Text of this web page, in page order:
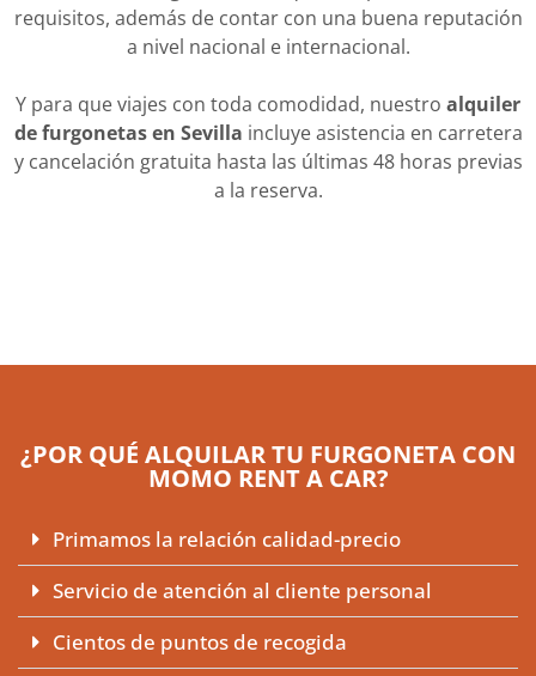
requisitos, además de contar con una buena reputación
a nivel nacional e internacional.
Y para que viajes con toda comodidad, nuestro alquiler
de furgonetas en Sevilla incluye asistencia en carretera
y cancelación gratuita hasta las últimas 48 horas previas
a la reserva.
¿POR QUÉ ALQUILAR TU FURGONETA CON
MOMO RENT A CAR?
Primamos la relación calidad-precio
Servicio de atención al cliente personal
Cientos de puntos de recogida